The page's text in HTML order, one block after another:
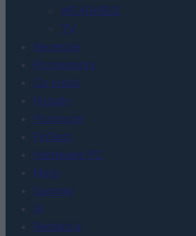
WEARABLE
TV
Recenzje
Porównania
Co kupić
Porady
Promocje
FinTech
Hardware PC
Moto
Gaming
AI
Redakcja